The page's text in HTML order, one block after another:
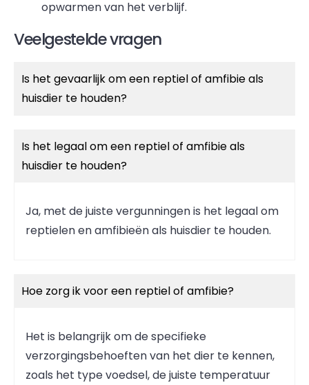
opwarmen van het verblijf.
Veelgestelde vragen
Is het gevaarlijk om een reptiel of amfibie als
huisdier te houden?
Is het legaal om een reptiel of amfibie als
huisdier te houden?
Ja, met de juiste vergunningen is het legaal om
reptielen en amfibieën als huisdier te houden.
Hoe zorg ik voor een reptiel of amfibie?
Het is belangrijk om de specifieke
verzorgingsbehoeften van het dier te kennen,
zoals het type voedsel, de juiste temperatuur